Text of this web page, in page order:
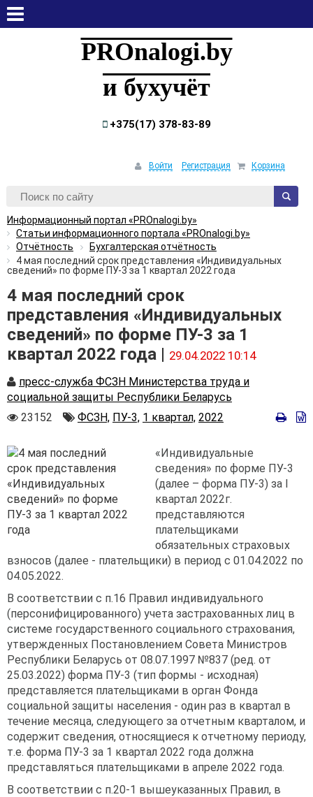
PROnalogi.by
и бухучёт
+375(17) 378-83-89
Войти Регистрация Корзина
Информационный портал «PROnalogi.by»
Статьи информационного портала «PROnalogi.by»
Отчётность
Бухгалтерская отчётность
4 мая последний срок представления «Индивидуальных
сведений» по форме ПУ-3 за 1 квартал 2022 года
4 мая последний срок
представления «Индивидуальных
сведений» по форме ПУ-3 за 1
квартал 2022 года | 29.04.2022 10:14
Автор
пресс-служба ФСЗН Министерства труда и
социальной защиты Республики Беларусь
Количество
23152 Автор
ФСЗН, ПУ-3, 1 квартал, 2022
«Индивидуальные
сведения» по форме ПУ-3
(далее – форма ПУ-3) за I
квартал 2022г.
представляются
плательщиками
обязательных страховых
взносов (далее - плательщики) в период с 01.04.2022 по
04.05.2022.
В соответствии с п.16 Правил индивидуального
(персонифицированного) учета застрахованных лиц в
системе государственного социального страхования,
утвержденных Постановлением Совета Министров
Республики Беларусь от 08.07.1997 №837 (ред. от
25.03.2022) форма ПУ-3 (тип формы - исходная)
представляется плательщиками в орган Фонда
социальной защиты населения - один раз в квартал в
течение месяца, следующего за отчетным кварталом, и
содержит сведения, относящиеся к отчетному периоду,
т.е. форма ПУ-3 за 1 квартал 2022 года должна
представляться плательщиками в апреле 2022 года.
В соответствии с п.20-1 вышеуказанных Правил, в